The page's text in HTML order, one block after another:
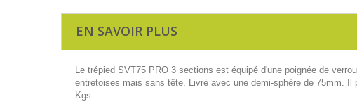
EN SAVOIR PLUS
Le trépied SVT75 PRO 3 sections est équipé d'une poignée de
entretoises mais sans tête. Livré avec une demi-sphère de 75mm.
Kgs